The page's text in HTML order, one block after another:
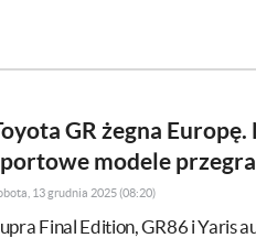
GR żegna Europę.
modele
13 grudnia 2025 (08:20)
Final Edition, GR86 i Yaris